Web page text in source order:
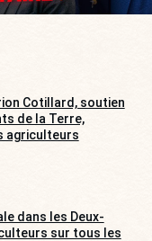
Cotillard, soutien
de la Terre,
agriculteurs
dans les Deux-
sur tous les